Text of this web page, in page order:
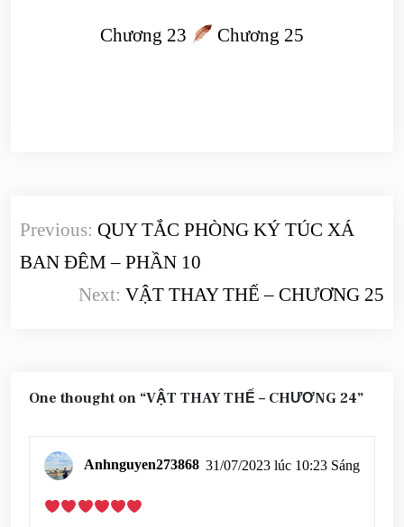
Chương 23 Chương 25
hướng
bài
Previous: QUY TẮC PHÒNG KÝ TÚC XÁ
BAN ĐÊM – PHẦN 10
Next: VẬT THAY THẾ – CHƯƠNG 25
One thought on “VẬT THAY THẾ – CHƯƠNG 24”
Anhnguyen273868 31/07/2023 lúc 10:23 Sáng